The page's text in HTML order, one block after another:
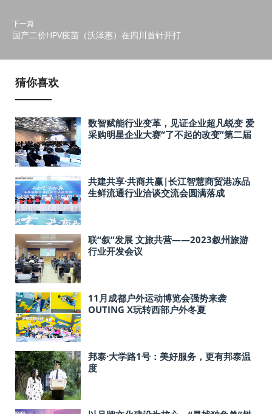
下一篇
国产二价HPV疫苗（沃泽惠）在四川首针开打
猜你喜欢
数智赋能行业变革，见证企业超凡蜕变 爱
采购明星企业大赛“了不起的改变”第二届
共建共享·共商共赢|长江智慧商贸港冻品
生鲜流通行业洽谈交流会圆满落成
联“叙”发展 文旅共营——2023叙州旅游
行业开发会议
11月成都户外运动博览会强势来袭
OUTING X玩转西部户外冬夏
邦泰·大学路1号：美好服务，更有邦泰温
度